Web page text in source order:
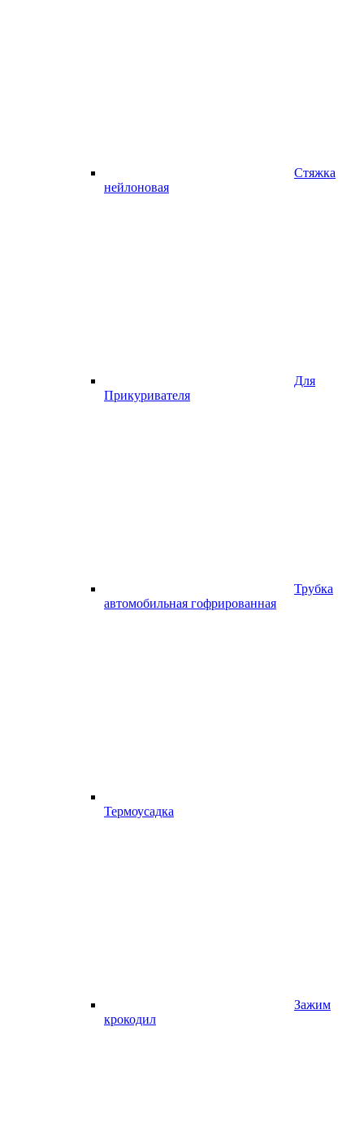
Стяжка
нейлоновая
Для
Прикуривателя
Трубка
автомобильная гофрированная
Термоусадка
Зажим
крокодил